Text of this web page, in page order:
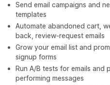
Send email campaigns and
templates
Automate abandoned cart,
back, review-request emails
Grow your email list and
signup forms
Run A/B tests for emails
performing messages